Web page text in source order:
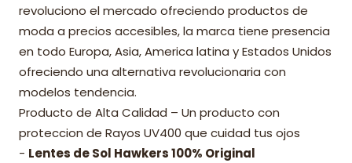
revoluciono el mercado ofreciendo productos de
moda a precios accesibles, la marca tiene presencia
en todo Europa, Asia, America latina y Estados Unidos
ofreciendo una alternativa revolucionaria con
modelos tendencia.
Producto de Alta Calidad – Un producto con
proteccion de Rayos UV400 que cuidad tus ojos
- Lentes de Sol Hawkers 100% Original